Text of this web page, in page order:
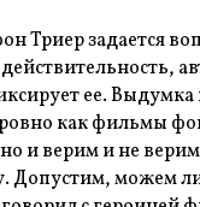
Триер задается
ее. Выдумка
как фильмы
и верим и не верим
Допустим, можем